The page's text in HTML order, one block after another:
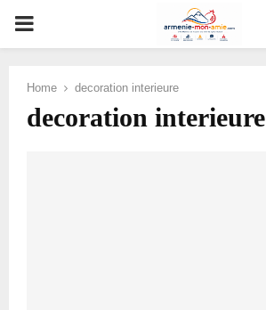
PRIMARY
Home decoration interieure
decoration interieure